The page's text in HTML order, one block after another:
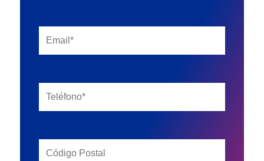
Particulares
Vehículos